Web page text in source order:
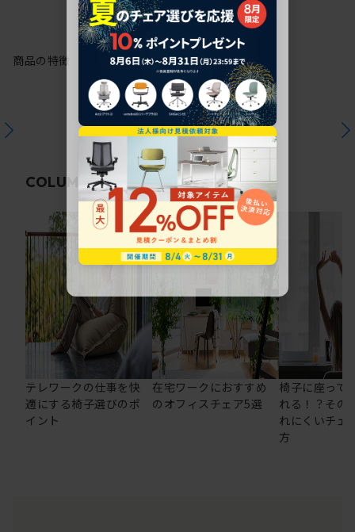
商品の特徴
COLUMN関連コラム
テレワークの仕事を快
適にする椅子選びのポ
イント
在宅ワークにおすすめ
のオフィスチェア5選
椅子に座って
れる！？その
れにくいチェ
方